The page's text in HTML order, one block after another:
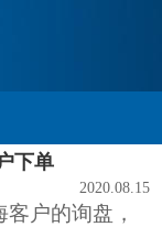
下单
2020.08.15
户的询盘，